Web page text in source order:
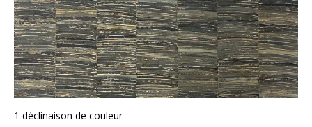
1 déclinaison de couleur